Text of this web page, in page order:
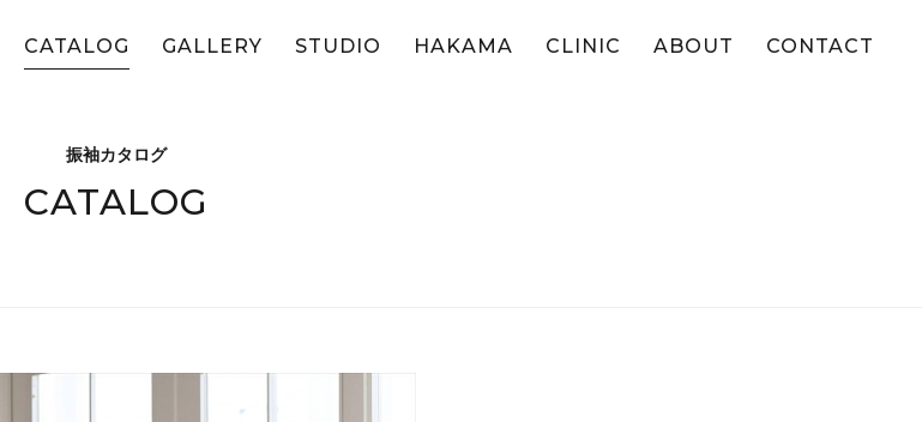
CATALOG GALLERY STUDIO HAKAMA CLINIC ABOUT CONTACT
振袖カタログ
CATALOG